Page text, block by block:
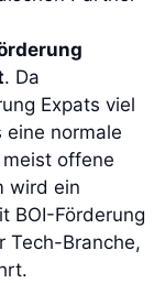
. Da
Expats viel
eine normale
offene
wird ein
BOI-Förderung
Tech-Branche,